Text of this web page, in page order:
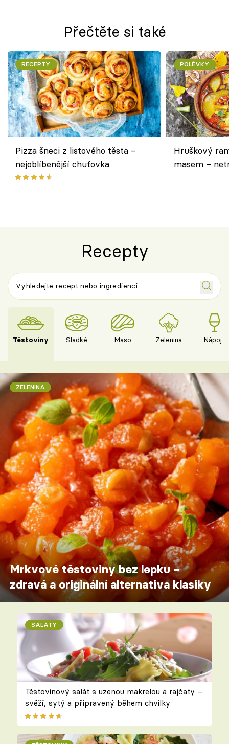
Přečtěte si také
RECEPTY
Pizza šneci z listového těsta –
nejoblíbenější chuťovka
POLÉVKY
Hruškový
masem –
Recepty
Těstoviny Sladké Maso Zelenina Nápoje
ZELENINA
Mrkvové těstoviny bez lepku –
zdravá a originální alternativa klasiky
SALÁTY
Těstovinový salát s uzenou makrelou a rajčaty –
svěží, sytý a připravený během chvilky